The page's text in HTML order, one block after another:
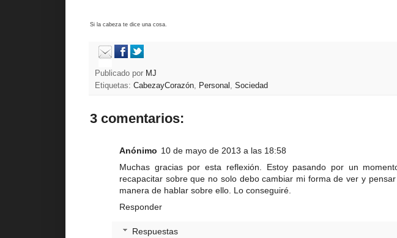
Si la cabeza te dice una cosa.
Publicado por MJ
Etiquetas: CabezayCorazón, Personal , Sociedad
3 comentarios:
Anónimo 10 de mayo de 2013 a las 18:58
Muchas gracias por esta reflexión. Estoy pasando por un
recapacitar sobre que no solo debo cambiar mi forma de ver y
manera de hablar sobre ello. Lo conseguiré.
Responder
Respuestas